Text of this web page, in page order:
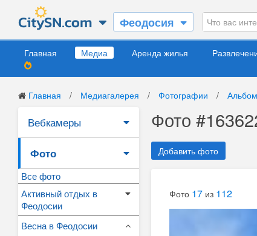
Феодосия
Главная Медиа Аренда жилья
Главная / Медиагалерея / Фотографии /
Вебкамеры
Фото
Все фото
Активный отдых в
Феодосии
Весна в Феодосии
Фото
Добавить фото
Фото 17 из 112